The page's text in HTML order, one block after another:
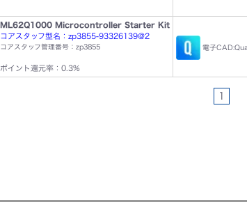
ML62Q1000 Microcontroller Starter Kit
コアスタッフ型名：zp3855-93326139@2
コアスタッフ管理番号：zp3855
ポイント還元率：0.3%
電子
1